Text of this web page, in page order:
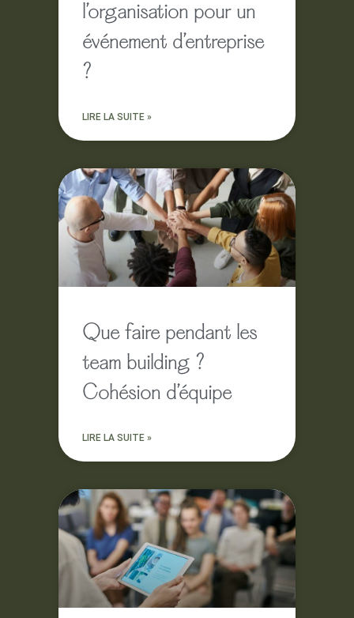
l’organisation pour un
événement d’entreprise
?
LIRE LA SUITE »
Que faire pendant les
team building ?
Cohésion d’équipe
LIRE LA SUITE »